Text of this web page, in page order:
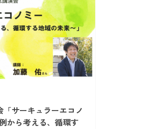
「サーキュラーエコノ
から考える、循環す